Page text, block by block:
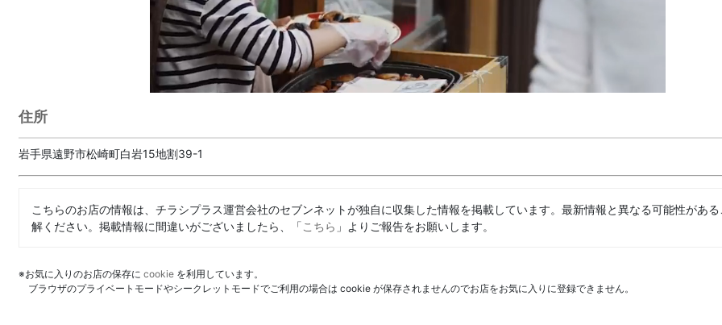
住所
岩手県遠野市松崎町白岩15地割39-1
こちらのお店の情報は、チラシプラス運営会社のセブンネットが独自に収集した情報を掲載しています。最新情報と異なる可能性があ
解ください。掲載情報に間違いがございましたら、「こちら 」よりご報告をお願いします。
※お気に入りのお店の保存に cookie を利用しています。
ブラウザのプライベートモードやシークレットモードでご利用の場合は cookie が保存されませんのでお店をお気に入りに登録できません。